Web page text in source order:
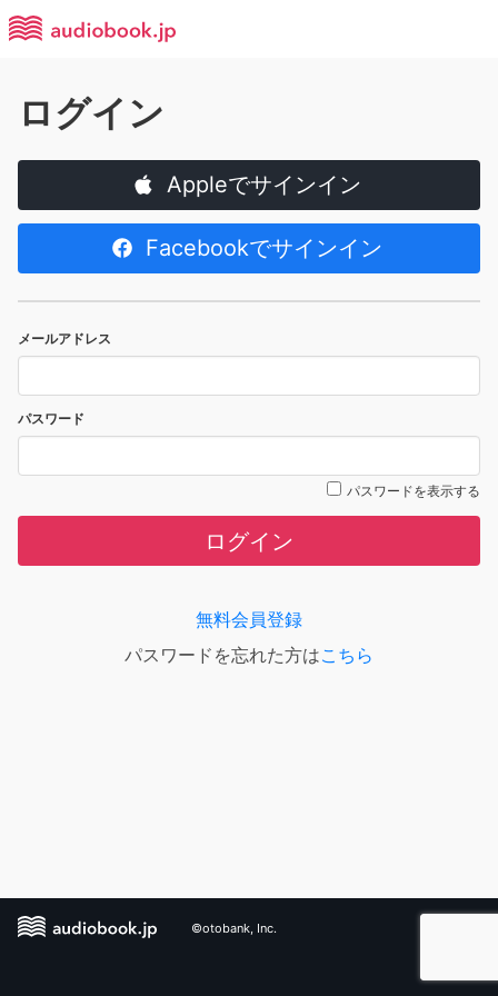
ログイン
Appleでサインイン
Facebookでサインイン
メールアドレス
パスワード
パスワードを表示する
ログイン
無料会員登録
パスワードを忘れた方はこちら
©otobank, Inc.